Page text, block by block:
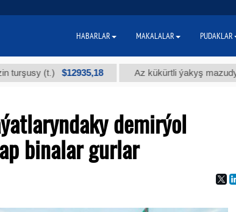
(t.) $12935,18 Az kükürtli ýakyş mazudy (t.) $300
demirýol
binalar gurlar
HABARLAR MAKALALAR PUDAKLAR